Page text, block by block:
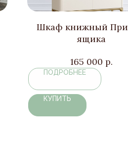
Шкаф книжный
ящика
165 000 р.
ПОДРОБНЕЕ
КУПИТЬ